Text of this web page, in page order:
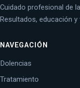
Cuidado profesional de
Resultados, educación
NAVEGACIÓN
Dolencias
Tratamiento